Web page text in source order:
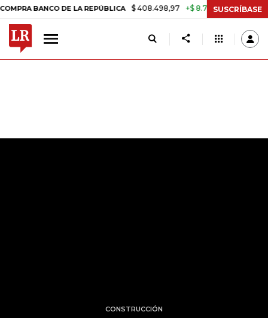
DE LA REPÚBLICA $ 408.498,97 +$ 8.753,81 +2,19% TASA DE
SUSCRÍBASE
CONSTRUCCIÓN